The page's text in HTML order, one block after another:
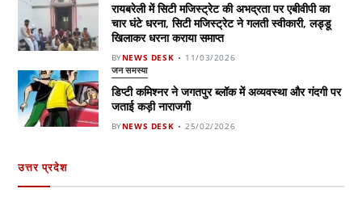
रायबरेली में सिटी मजिस्ट्रेट की अभद्रता पर एबीवीपी का
चार घंटे धरना, सिटी मजिस्ट्रेट ने गलती स्वीकारी, लड्डू
खिलाकर धरना कराया समाप्त
BYNEWS DESK 11/03/2026
जन समस्या
डिप्टी कमिश्नर ने जगतपुर ब्लॉक में अव्यवस्था और गंदगी पर
जताई कड़ी नाराजगी
BYNEWS DESK 25/02/2026
उत्तर प्रदेश